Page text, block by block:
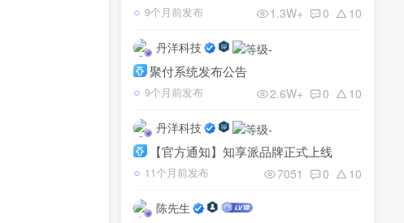
9个月前发布 1.3W+ 0 10
丹洋科技
聚付系统发布公告
9个月前发布 2.6W+ 0 10
丹洋科技
【官方通知】知享派品牌正式上线
11个月前发布 7051 0 10
陈先生